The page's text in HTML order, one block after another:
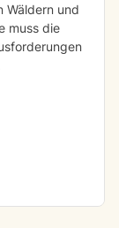
Wäldern und
muss die